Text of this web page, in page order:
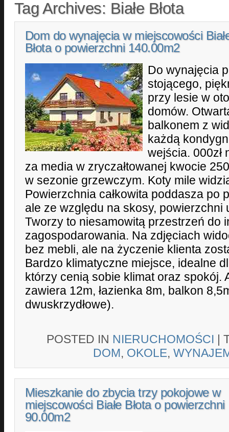
Tag Archives: Białe Błota
Dom do wynajęcia w miejscowości
Błota o powierzchni 140.00m2
Do wynajęcia
stojącego,
przy lesie w
domów.
balkonem z
każdą
wejścia. 000zł
za media w zryczałtowanej kwocie
w sezonie grzewczym. Koty mile
Powierzchnia całkowita poddasza po
ale ze względu na skosy, powierzchni
Tworzy to niesamowitą przestrzeń do
zagospodarowania. Na zdjęciach
bez mebli, ale na życzenie klienta
Bardzo klimatyczne miejsce, idealne
którzy cenią sobie klimat oraz spokój.
zawiera 12m, łazienka 8m, balkon
dwuskrzydłowe).
POSTED IN NIERUCHOMOŚCI |
DOM, OKOLE,
Mieszkanie do zbycia trzy pokojowe w
miejscowości Białe Błota o powierzchni
90.00m2